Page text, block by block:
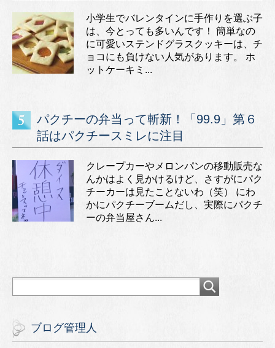
小学生でバレンタインに手作りを選ぶ子
は、今とっても多いんです！ 簡単なの
に可愛いステンドグラスクッキーは、チ
ョコにも負けない人気があります。 ホ
ットケーキミ...
パクチーの弁当って斬新！「99.9」第６
話はパクチースミレに注目
クレープカーやメロンパンの移動販売な
んかはよく見かけるけど、さすがにパク
チーカーは見たことないわ（笑） にわ
かにパクチーブームだし、実際にパクチ
ーの弁当屋さん...
ブログ管理人